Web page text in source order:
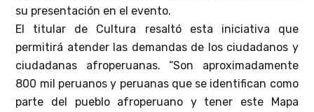
su presentación en el evento.
El titular de Cultura resaltó esta iniciativa que
permitirá atender las demandas de los ciudadanos y
ciudadanas afroperuanas. “Son aproximadamente
800 mil peruanos y peruanas que se identifican como
parte del pueblo afroperuano y tener este Mapa